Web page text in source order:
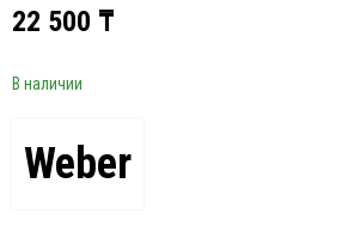
22 500 ₸
В наличии
Weber